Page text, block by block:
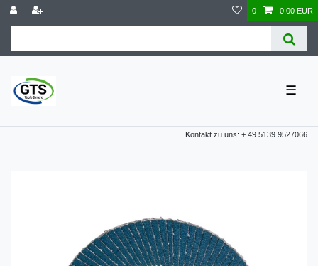
0 0,00 EUR
☰
Kontakt zu uns: + 49 5139 9527066